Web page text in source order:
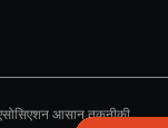
आसान तकनीकी